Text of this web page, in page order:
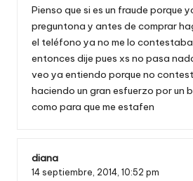
Pienso que si es un fraude porque
preguntona y antes de comprar
el teléfono ya no me lo
entonces dije pues xs no pasa
veo ya entiendo porque no
haciendo un gran esfuerzo por un
como para que me estafen
diana
14 septiembre, 2014, 10:52 pm